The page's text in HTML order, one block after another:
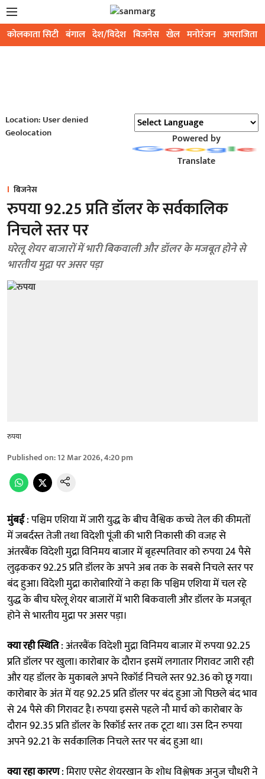
कोलकाता सिटी बंगाल देश/विदेश बिजनेस खेल मनोरंजन अपराजिता
Location: User denied
Geolocation
Powered by
Translate
बिजनेस
रुपया 92.25 प्रति डॉलर के सर्वकालिक
निचले स्तर पर
घरेलू शेयर बाजारों में भारी बिकवाली और डॉलर के मजबूत होने से
भारतीय मुद्रा पर असर पड़ा
रुपया
Published on:12 Mar 2026, 4:20 pm
मुंबई: पश्चिम एशिया में जारी युद्ध के बीच वैश्विक कच्चे तेल की कीमतों
में जबर्दस्त तेजी तथा विदेशी पूंजी की भारी निकासी की वजह से
अंतरबैंक विदेशी मुद्रा विनिमय बाजार में बृहस्पतिवार को रुपया 24 पैसे
लुढ़ककर 92.25 प्रति डॉलर के अपने अब तक के सबसे निचले स्तर पर
बंद हुआ। विदेशी मुद्रा कारोबारियों ने कहा कि पश्चिम एशिया में चल रहे
युद्ध के बीच घरेलू शेयर बाजारों में भारी बिकवाली और डॉलर के मजबूत
होने से भारतीय मुद्रा पर असर पड़ा।
क्या रही स्थिति: अंतरबैंक विदेशी मुद्रा विनिमय बाजार में रुपया 92.25
प्रति डॉलर पर खुला। कारोबार के दौरान इसमें लगातार गिरावट जारी रही
और यह डॉलर के मुकाबले अपने रिकॉर्ड निचले स्तर 92.36 को छू गया।
कारोबार के अंत में यह 92.25 प्रति डॉलर पर बंद हुआ जो पिछले बंद भाव
से 24 पैसे की गिरावट है। रुपया इससे पहले नौ मार्च को कारोबार के
दौरान 92.35 प्रति डॉलर के रिकॉर्ड स्तर तक टूटा था। उस दिन रुपया
अपने 92.21 के सर्वकालिक निचले स्तर पर बंद हुआ था।
क्या रहा कारण: मिराए एसेट शेयरखान के शोध विश्लेषक अनुज चौधरी ने